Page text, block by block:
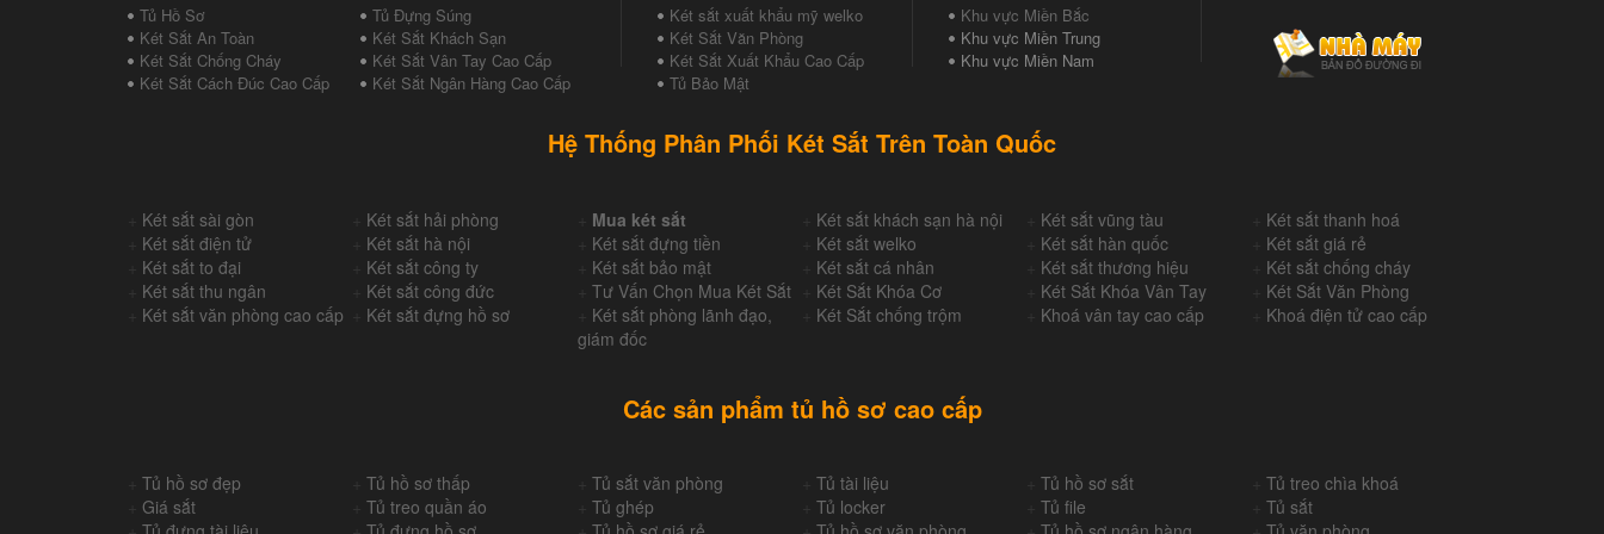
Tủ Hồ Sơ
Tủ Đựng Súng
Két Sắt An Toàn
Két Sắt Khách Sạn
Két Sắt Chống Cháy
Két Sắt Vân Tay Cao Cấp
Két Sắt Cách Đúc Cao Cấp
Két Sắt Ngân Hàng Cao Cấp
Két sắt xuất khẩu mỹ welko
Két Sắt Văn Phòng
Két Sắt Xuất Khẩu Cao Cấp
Tủ Bảo Mật
Khu vực Miền Bắc
Khu vực Miền Trung
Khu vực Miền Nam
Hệ Thống Phân Phối Két Sắt Trên Toàn Quốc
Két sắt sài gòn Két sắt hải phòng Mua két sắt Két sắt khách sạn hà nội Két sắt vũng tàu
Két sắt thanh hoá
Két sắt điện tử Két sắt hà nội Két sắt đựng tiền Két sắt welko Két sắt hàn quốc
Két sắt giá rẻ
Két sắt to đại Két sắt công ty Két sắt bảo mật Két sắt cá nhân Két sắt thương hiệu
Két sắt chống cháy
Két sắt thu ngân Két sắt công đức Tư Vấn Chọn Mua Két Sắt Két Sắt Khóa Cơ Két Sắt Khóa Vân Tay
Két Sắt Văn Phòng
Két sắt văn phòng cao cấp Két sắt đựng hồ sơ
Két sắt phòng lãnh đạo,
giám đốc
Két Sắt chống trộm Khoá vân tay cao cấp Khoá điện tử cao cấp
Các sản phẩm tủ hồ sơ cao cấp
Tủ hồ sơ đẹp +Tủ hồ sơ thấp Tủ sắt văn phòng Tủ tài liệu +Tủ hồ sơ sắt
Tủ treo chìa khoá
Giá sắt +Tủ treo quần áo Tủ ghép Tủ locker +Tủ file
Tủ sắt